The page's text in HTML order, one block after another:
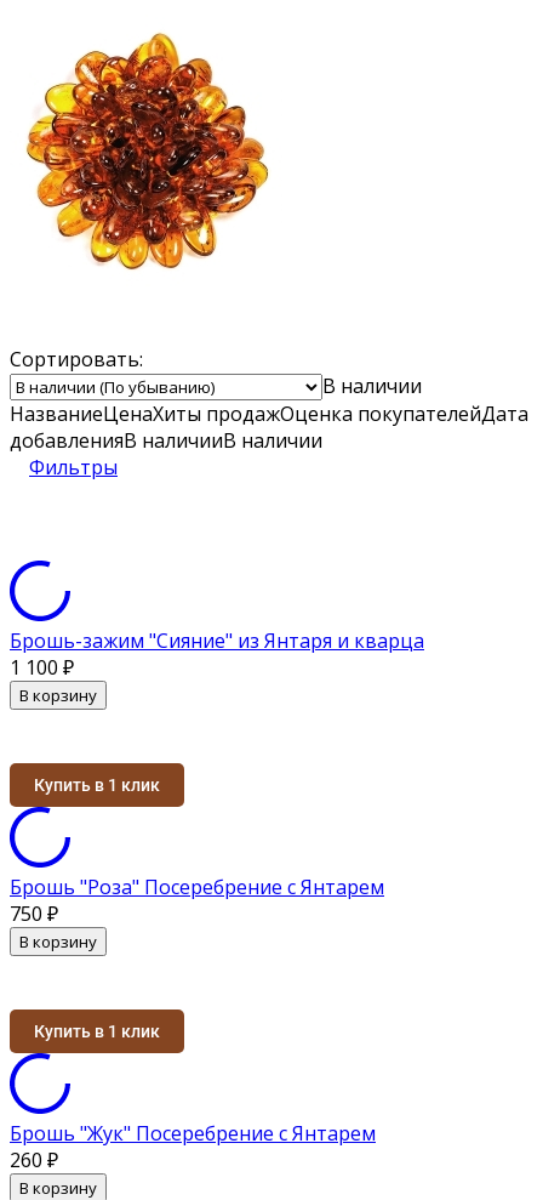
Сортировать:
В наличии
НазваниеЦенаХиты продажОценка покупателейДата
добавленияВ наличииВ наличии
Фильтры
Брошь-зажим "Сияние" из Янтаря и кварца
1 100 ₽
В корзину
Купить в 1 клик
Брошь "Роза" Посеребрение с Янтарем
750 ₽
В корзину
Купить в 1 клик
Брошь "Жук" Посеребрение с Янтарем
260 ₽
В корзину